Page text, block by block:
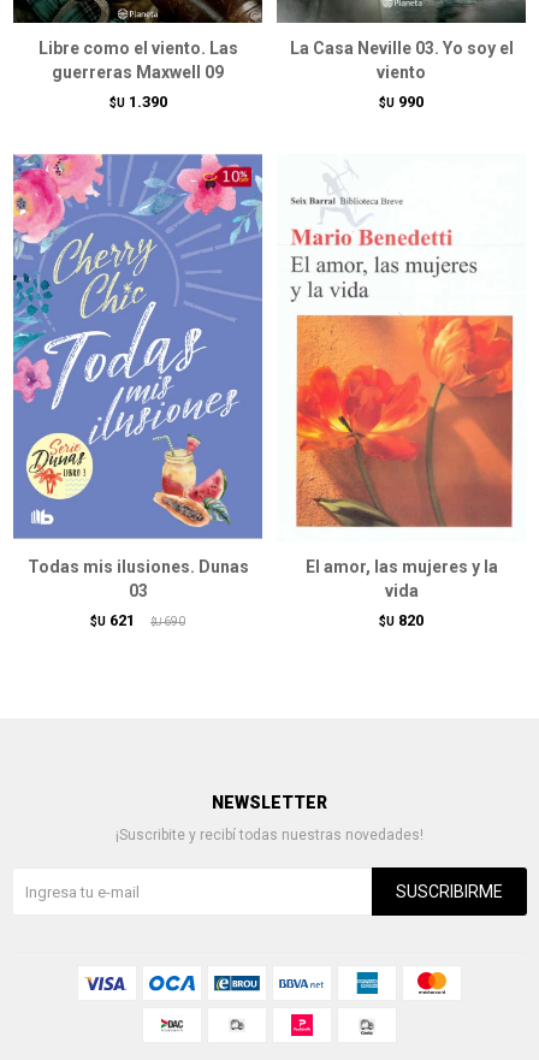
Libre como el viento. Las
guerreras Maxwell 09
$U 1.390
La Casa Neville 03. Yo soy el
viento
$U 990
Todas mis ilusiones. Dunas
03
$U 621 $U 690
El amor, las mujeres y la
vida
$U 820
NEWSLETTER
¡Suscribite y recibí todas nuestras novedades!
SUSCRIBIRME